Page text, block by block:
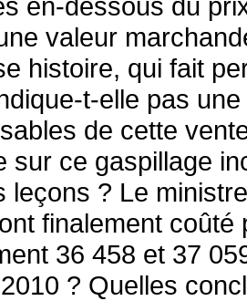
valeur
histoire, qui fait
t-elle pas
de cette
sur ce gaspillage
leçons ? Le
finalement
36 458 et 37
? Quelles